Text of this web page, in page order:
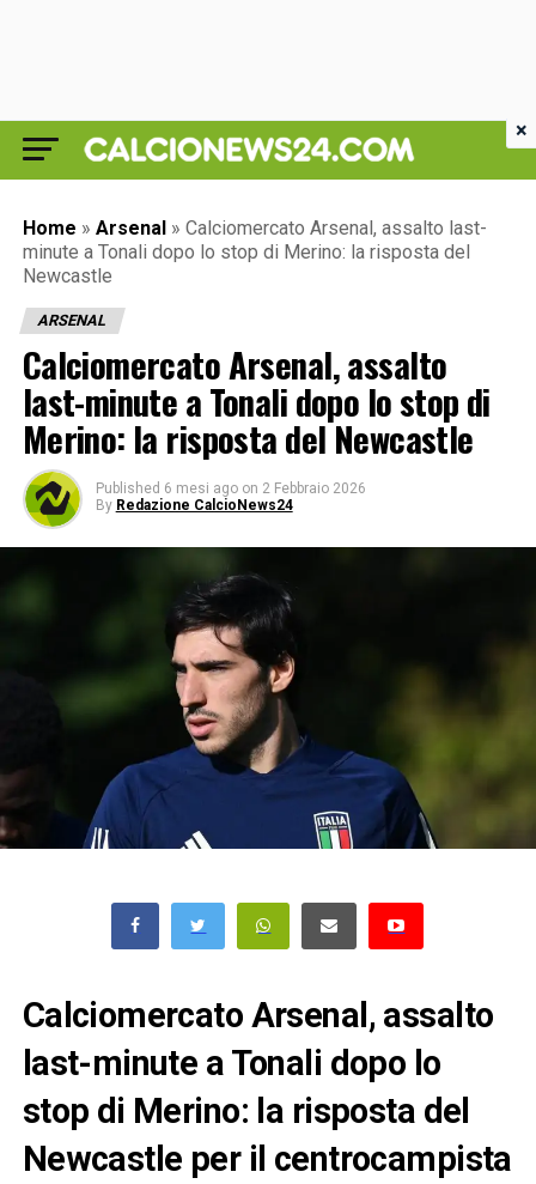
Home » Arsenal » Calciomercato Arsenal, assalto last-
minute a Tonali dopo lo stop di Merino: la risposta del
Newcastle
ARSENAL
Calciomercato Arsenal, assalto
last-minute a Tonali dopo lo stop di
Merino: la risposta del Newcastle
Published 6 mesi ago on 2 Febbraio 2026
By Redazione CalcioNews24
Calciomercato Arsenal, assalto
last-minute a Tonali dopo lo
stop di Merino: la risposta del
Newcastle per il centrocampista
×